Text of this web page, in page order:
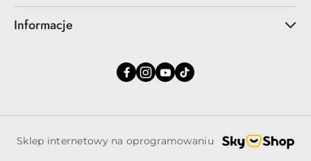
Informacje
Sklep internetowy na oprogramowaniu